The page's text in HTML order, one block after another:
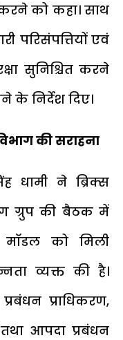
को कहा। साथ
परिसंपत्तियों एवं
सुनिश्चित करने
निर्देश दिए।
की सराहना
धामी ने ब्रिक्स
ग्रुप की बैठक में
मॉडल को मिली
व्यक्त की है।
प्राधिकरण,
आपदा प्रबंधन